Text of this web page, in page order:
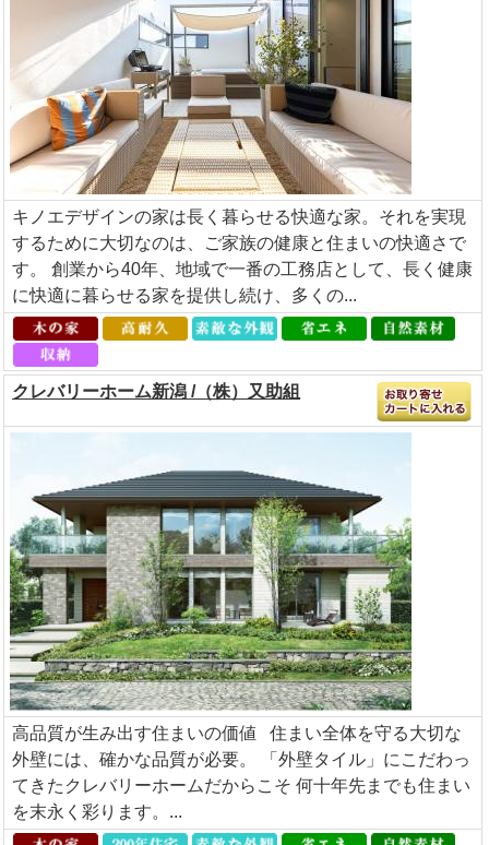
キノエデザインの家は長く暮らせる快適な家。それを実現
するために大切なのは、ご家族の健康と住まいの快適さで
す。 創業から40年、地域で一番の工務店として、長く健康
に快適に暮らせる家を提供し続け、多くの...
クレバリーホーム新潟 /（株）又助組
高品質が生み出す住まいの価値 住まい全体を守る大切な
外壁には、確かな品質が必要。 「外壁タイル」にこだわっ
てきたクレバリーホームだからこそ 何十年先までも住まい
を末永く彩ります。...